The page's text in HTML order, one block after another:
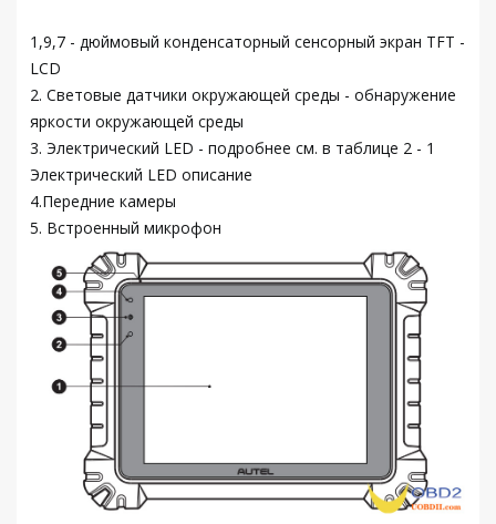
1,9,7 - дюймовый конденсаторный сенсорный экран TFT -
LCD
2. Световые датчики окружающей среды - обнаружение
яркости окружающей среды
3. Электрический LED - подробнее см. в таблице 2 - 1
Электрический LED описание
4.Передние камеры
5. Встроенный микрофон